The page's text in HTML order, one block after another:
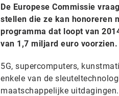
De Europese Commissie
stellen die ze kan honoreren
programma dat loopt van
van 1,7 miljard euro voorzien.
5G, supercomputers,
enkele van de
maatschappelijke